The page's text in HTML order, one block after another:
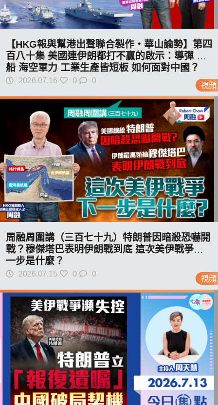
視頻
【HKG報與幫港出聲聯合製作‧華山論勢】第四
百八十集 美國連伊朗都打不贏的啟示：導彈 造
船 海空軍力 工業生產皆短板 如何面對中國？
2026.07.16 0 0
視頻
周融周圍講（三百七十九）特朗普因暗殺恐嚇開
戰？穆傑塔巴表明伊朗戰到底 這次美伊戰爭下
一步是什麼？
2026.07.15 0 0